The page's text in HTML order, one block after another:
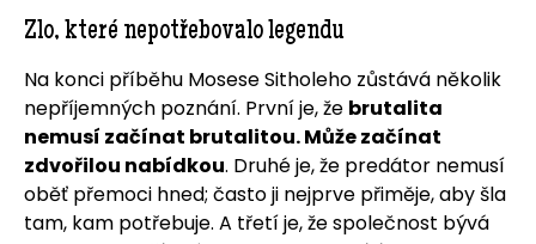
Zlo, které nepotřebovalo legendu
Na konci příběhu Mosese Sitholeho zůstává několik
nepříjemných poznání. První je, že brutalita
nemusí začínat brutalitou. Může začínat
zdvořilou nabídkou. Druhé je, že predátor nemusí
oběť přemoci hned; často ji nejprve přiměje, aby šla
tam, kam potřebuje. A třetí je, že společnost bývá